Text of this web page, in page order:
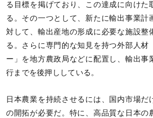
る目標を掲げており、この達成に向けた
る。その一つとして、新たに輸出事業計
対して、輸出産地の形成に必要な施設整
る。さらに専門的な知見を持つ外部人材
ー」を地方農政局などに配置し、輸出事
行までを後押ししている。
日本農業を持続させるには、国内市場だ
の開拓が必要だ。特に、高品質な日本の